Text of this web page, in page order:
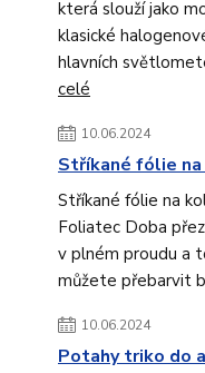
která slouží jako
klasické
hlavních
celé
10.06.2024
Stříkané fólie
Stříkané fólie na
Foliatec Doba
v plném proudu a
můžete přebarvit
10.06.2024
Potahy triko do